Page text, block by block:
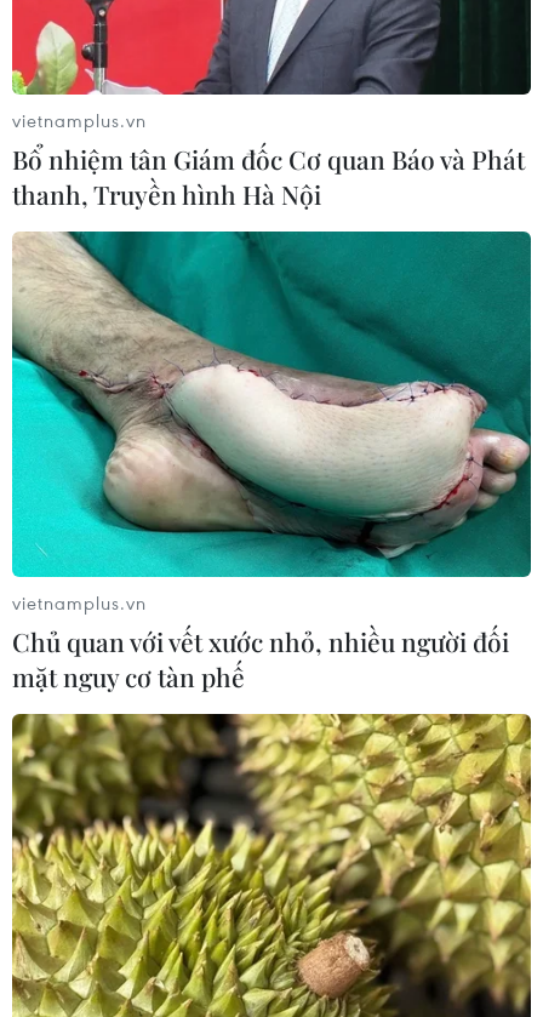
TIN CÙNG CHUYÊN MỤC
vietnamplus.vn
Bổ nhiệm tân Giám đốc Cơ quan Báo và Phát
thanh, Truyền hình Hà Nội
vietnamplus.vn
Chủ quan với vết xước nhỏ, nhiều người đối
mặt nguy cơ tàn phế